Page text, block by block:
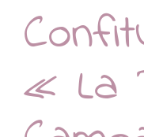
« La